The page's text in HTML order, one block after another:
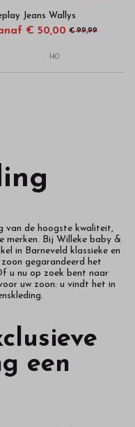
Jeans Wallys
€ 50,00 € 99,99
140
van de hoogste kwaliteit,
merken. Bij Willeke baby &
in Barneveld klassieke en
gegarandeerd het
u nu op zoek bent naar
uw zoon: u vindt het in
een